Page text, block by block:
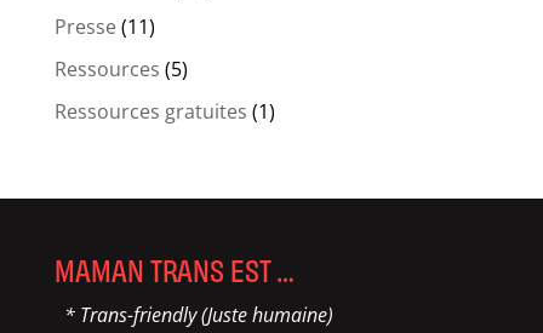
Presse(11)
Ressources (5)
Ressources gratuites (1)
MAMAN TRANS EST …
* Trans-friendly (Juste humaine)